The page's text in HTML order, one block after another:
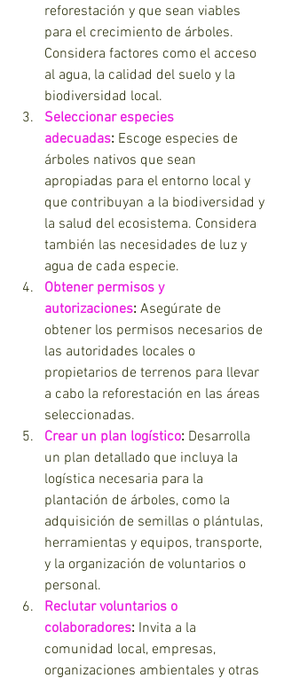
reforestación y que sean viables
para el crecimiento de árboles.
Considera factores como el acceso
al agua, la calidad del suelo y la
biodiversidad local.
Seleccionar especies
adecuadas: Escoge especies de
árboles nativos que sean
apropiadas para el entorno local y
que contribuyan a la biodiversidad y
la salud del ecosistema. Considera
también las necesidades de luz y
agua de cada especie.
Obtener permisos y
autorizaciones: Asegúrate de
obtener los permisos necesarios de
las autoridades locales o
propietarios de terrenos para llevar
a cabo la reforestación en las áreas
seleccionadas.
Crear un plan logístico: Desarrolla
un plan detallado que incluya la
logística necesaria para la
plantación de árboles, como la
adquisición de semillas o plántulas,
herramientas y equipos, transporte,
y la organización de voluntarios o
personal.
Reclutar voluntarios o
colaboradores: Invita a la
comunidad local, empresas,
organizaciones ambientales y otras